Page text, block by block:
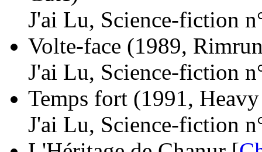
J'ai Lu, Science-fiction
Volte-face (1989,
J'ai Lu, Science-fiction
Temps fort (1991,
J'ai Lu, Science-fiction